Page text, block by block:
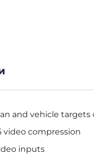
and vehicle
video compression
inputs